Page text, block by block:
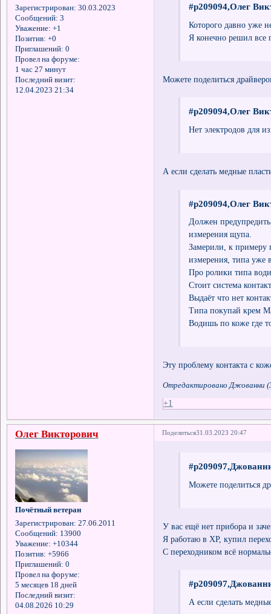
Зарегистрирован: 30.03.2023
Сообщений: 3
Уважение: +1
Позитив: +0
Приглашений: 0
Провел на форуме:
1 час 27 минут
Последний визит:
12.04.2023 21:34
#p209094,Олег
Которого давно уже
Я конечно решил все
Можете поделиться
#p209094,Олег
Нет электродов для
А если сделать медные
#p209094,Олег
Должен
измерения щупа.
Замерили, к примеру
измерения, типа уже
Про ролики типа
Стоит система
Выдаёт что нет
Типа покупай крем
Водишь по коже где
Эту проблему контакта с
Отредактировано Джованни
+1
Поделиться31.03.2023 20:47
Олег Викторович
Почётный ветеран
Зарегистрирован: 27.06.2011
Сообщений: 13900
Уважение: +10344
Позитив: +5966
Приглашений: 0
Провел на форуме:
5 месяцев 18 дней
Последний визит:
04.08.2026 10:29
Можете поделиться
У вас ещё нет прибора и
Я работаю в ХР, купил
С переходником всё
А если сделать